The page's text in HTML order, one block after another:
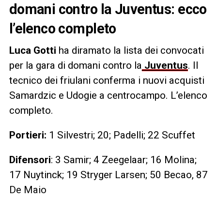
domani contro la Juventus: ecco
l’elenco completo
Luca Gotti ha diramato la lista dei convocati
per la gara di domani contro la Juventus. Il
tecnico dei friulani conferma i nuovi acquisti
Samardzic e Udogie a centrocampo. L’elenco
completo.
Portieri: 1 Silvestri; 20; Padelli; 22 Scuffet
Difensori: 3 Samir; 4 Zeegelaar; 16 Molina;
17 Nuytinck; 19 Stryger Larsen; 50 Becao, 87
De Maio